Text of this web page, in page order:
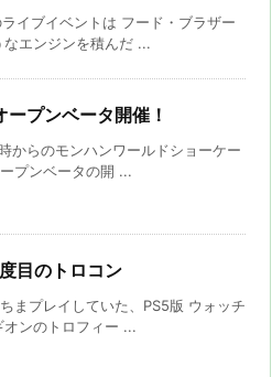
イブイベントは フード・ブラザー
なエンジンを積んだ ...
プンベータ開催！
からのモンハンワールドショーケー
プンベータの開 ...
目のトロコン
まプレイしていた、PS5版 ウォッチ
オンのトロフィー ...